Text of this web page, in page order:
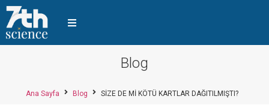
Blog
Ana Sayfa Blog SİZE DE Mİ KÖTÜ KARTLAR DAĞITILMIŞTI?